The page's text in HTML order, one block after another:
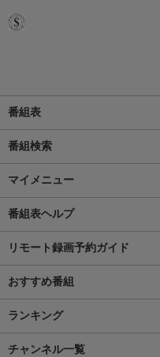
番組表
番組検索
マイメニュー
番組表ヘルプ
リモート録画予約ガイド
おすすめ番組
ランキング
チャンネル一覧